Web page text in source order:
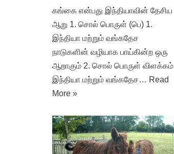
கங்கை என்பது இந்தியாவின் தேசிய
ஆறு 1. சொல் பொருள் (பெ) 1.
இந்தியா மற்றும் வங்கதேச
நாடுகளின் வழியாக பாய்கின்ற ஒரு
ஆறாகும் 2. சொல் பொருள் விளக்கம்
இந்தியா மற்றும் வங்கதேச… Read
More »